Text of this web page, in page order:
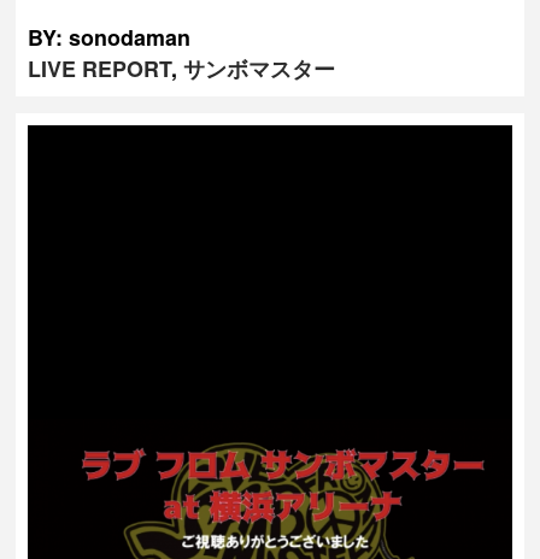
BY: sonodaman
LIVE REPORT,サンボマスター